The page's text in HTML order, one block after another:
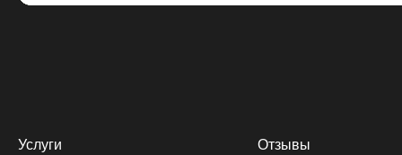
Услуги
Отзывы